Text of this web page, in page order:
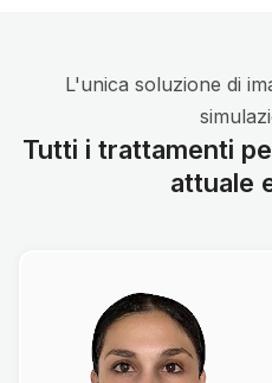
L'unica soluzione di
Tutti i trattamenti
attuale